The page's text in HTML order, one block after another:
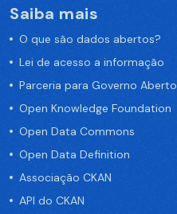
Saiba mais
O que são dados abertos?
Lei de acesso a informação
Parceria para Governo Aberto
Open Knowledge Foundation
Open Data Commons
Open Data Definition
Associação CKAN
API do CKAN